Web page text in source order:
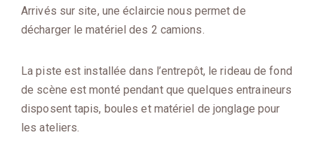
Arrivés sur site, une éclaircie nous permet de
décharger le matériel des 2 camions.
La piste est installée dans l’entrepôt, le rideau de fond
de scène est monté pendant que quelques entraineurs
disposent tapis, boules et matériel de jonglage pour
les ateliers.